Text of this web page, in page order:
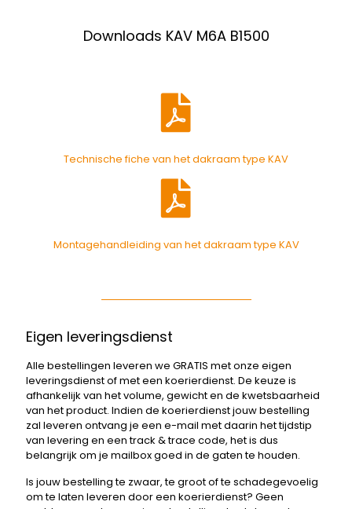
Downloads KAV M6A B1500
Technische fiche van het dakraam type KAV
Montagehandleiding van het dakraam type KAV
Eigen leveringsdienst
Alle bestellingen leveren we GRATIS met onze eigen
leveringsdienst of met een koerierdienst. De keuze is
afhankelijk van het volume, gewicht en de kwetsbaarheid
van het product. Indien de koerierdienst jouw bestelling
zal leveren ontvang je een e-mail met daarin het tijdstip
van levering en een track & trace code, het is dus
belangrijk om je mailbox goed in de gaten te houden.
Is jouw bestelling te zwaar, te groot of te schadegevoelig
om te laten leveren door een koerierdienst? Geen